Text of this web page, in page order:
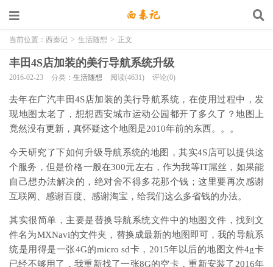
当前位置： 西秦记 > 生活随想 > 正文
丰田4S店加装的美行导航系统升级
2016-02-23 分类： 生活随想 阅读(4631) 评论(0)
去年在广汽丰田4S店加装的美行导航系统，在使用过程中，发
现地图太老了，想想西安城市运动公园都开了多久了？地图上
竟然没有更新，真怀疑这个地图是2010年前的东西。。。
今天研究了下如何升级导航系统的地图，其实4S店可以提供这
个服务，但是价格一般在300元左右，作为我等IT屌丝，如果能
自己想办法解决的，绝对舍不得多花那个钱；这里要再次感谢
互联网、感谢百度、感谢淘宝，给我们这么多省钱的办法。
其实很简单，主要是替换导航系统文件中的地图文件，找到文
件名为MXNavi的文件夹，替换成最新的地图即可，我的导航系
统是用得是一张4G的micro sd卡，2015年以后的地图文件4g卡
已经不够用了，我重新找了一张8G的空卡，重新安装了2016年